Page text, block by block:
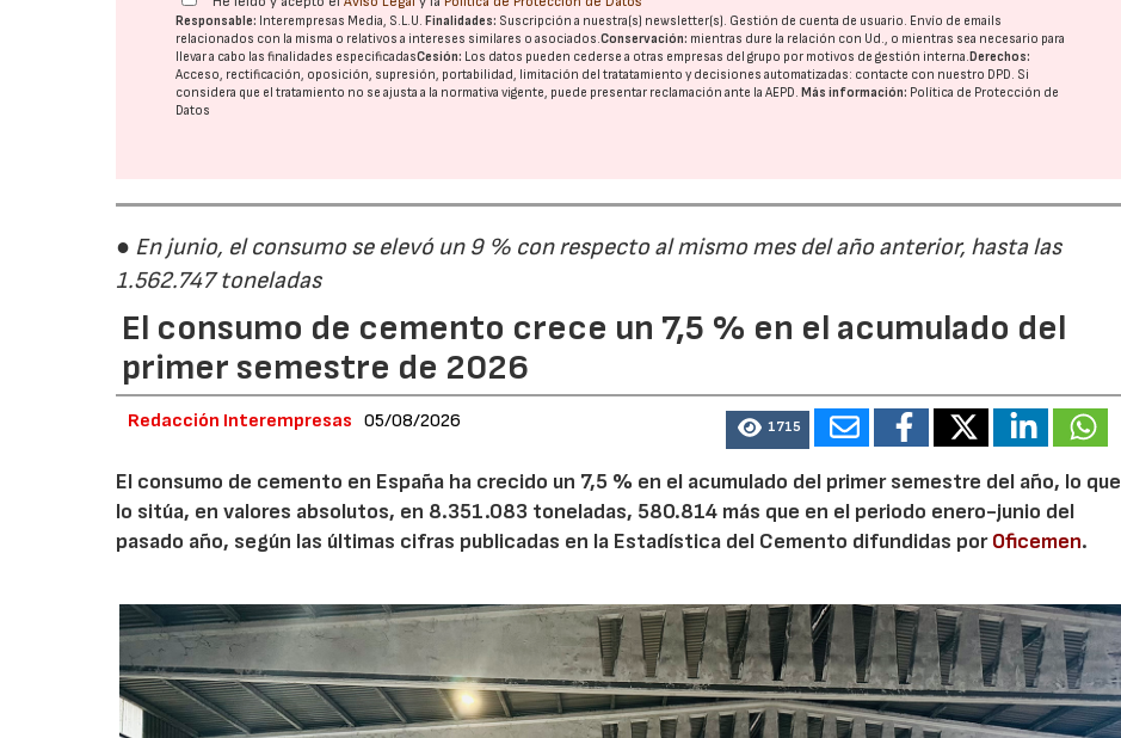
Responsable: Interempresas Media, S.L.U. Finalidades: Suscripción a nuestra(s) newsletter(s). Gestión de cuenta de usuario. Envío de emails
relacionados con la misma o relativos a intereses similares o asociados.Conservación: mientras dure la relación con Ud., o mientras sea necesario para
llevar a cabo las finalidades especificadasCesión: Los datos pueden cederse a otras empresas del grupo por motivos de gestión interna. Derechos:
Acceso, rectificación, oposición, supresión, portabilidad, limitación del tratatamiento y decisiones automatizadas: contacte con nuestro DPD. Si
considera que el tratamiento no se ajusta a la normativa vigente, puede presentar reclamación ante laAEPD. Más información: Política de Protección de
Datos
● En junio, el consumo se elevó un 9 % con respecto al mismo mes del año anterior, hasta las
1.562.747 toneladas
El consumo de cemento crece un 7,5 % en el acumulado del
primer semestre de 2026
Redacción Interempresas 05/08/2026 1715
El consumo de cemento en España ha crecido un 7,5 % en el acumulado del primer semestre del año, lo que
lo sitúa, en valores absolutos, en 8.351.083 toneladas, 580.814 más que en el periodo enero-junio del
pasado año, según las últimas cifras publicadas en la Estadística del Cemento difundidas porOficemen.